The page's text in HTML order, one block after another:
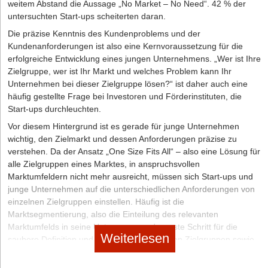
auch geschiedene Ehepartner auf das Vermögen zugreifen
können, müssen die Gesellschafter der Familien-GmbH spezielle
Regelungen in ihren Vertrag aufnehmen. Für die Form einer
GmbH spricht auch, dass Gewinnausschüttungen an die
Familiengesellschafter möglich sind, bei denen sich die
Steuerbelastung minimieren lässt. Als nachteilig werden oft die
Veröffentlichungspflicht oder die Kosten für den Jahresabschluss
empfunden, die auf Höhe eines klassischen GmbH-Abschlusses
liegen.
Bei einer professionellen Vertragsgestaltung werden auch Konflikte
antizipiert, die typisch für die Gründungssituation und für die
jeweils vorliegende Familienkonstellation sind. Einzelregelungen
dazu ergänzen den Kern des Gesellschaftervertrags, der bei einer
Familien-GmbH folgende Punkte umfassen sollte: Alle
Unterzeichner und ihre Kinder verpflichten sich, einen auf die
GmbH bezogenen Ehevertrag abzuschließen. Zudem wird eine
Abtretungs- oder Einziehungsregelung für den Fall „X“ getroffen, in
dem zum Beispiel ein Gesellschafter in Rente geht oder aus
anderen Gründen die Familien-GmbH verlässt. Auch eine
Abfindung für diesen Fall ist genau zu regeln – bestenfalls über
weitem Abstand die Aussage „No Market – No Need“. 42 % der
untersuchten Start-ups scheiterten daran.
Die präzise Kenntnis des Kundenproblems und der
Kundenanforderungen ist also eine Kernvoraussetzung für die
erfolgreiche Entwicklung eines jungen Unternehmens. „Wer ist Ihre
Zielgruppe, wer ist Ihr Markt und welches Problem kann Ihr
Unternehmen bei dieser Zielgruppe lösen?“ ist daher auch eine
häufig gestellte Frage bei Investoren und Förderinstituten, die
Start-ups durchleuchten.
Vor diesem Hintergrund ist es gerade für junge Unternehmen
wichtig, den Zielmarkt und dessen Anforderungen präzise zu
verstehen. Da der Ansatz „One Size Fits All“ – also eine Lösung für
alle Zielgruppen eines Marktes, in anspruchsvollen
Marktumfeldern nicht mehr ausreicht, müssen sich Start-ups und
junge Unternehmen auf die unterschiedlichen Anforderungen von
einzelnen Zielgruppen einstellen. Häufig ist die
Marktsegmentierung, also die Einteilung des relevanten
Marktumfelds in seine Untergruppen, der erste Schritt für die
saubere Definition und Analyse der relevanten Zielgruppen sowie
Weiterlesen